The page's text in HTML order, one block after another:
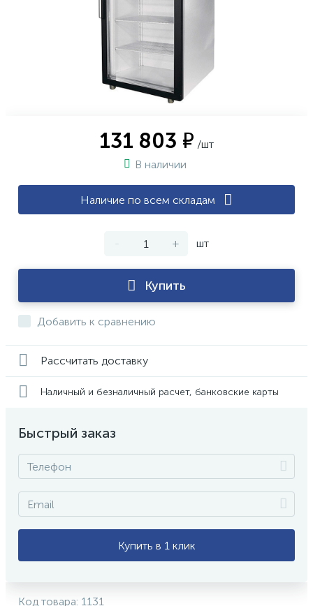
131 803 ₽ /шт
В наличии
Наличие по всем складам
- + шт
Купить
Добавить к сравнению
Рассчитать доставку
Наличный и безналичный расчет, банковские карты
Быстрый заказ
Купить в 1 клик
Код товара: 1131